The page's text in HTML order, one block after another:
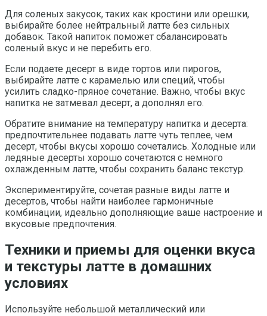
Для соленых закусок, таких как кростини или орешки,
выбирайте более нейтральный латте без сильных
добавок. Такой напиток поможет сбалансировать
соленый вкус и не перебить его.
Если подаете десерт в виде тортов или пирогов,
выбирайте латте с карамелью или специй, чтобы
усилить сладко-пряное сочетание. Важно, чтобы вкус
напитка не затмевал десерт, а дополнял его.
Обратите внимание на температуру напитка и десерта:
предпочтительнее подавать латте чуть теплее, чем
десерт, чтобы вкусы хорошо сочетались. Холодные или
ледяные десерты хорошо сочетаются с немного
охлажденным латте, чтобы сохранить баланс текстур.
Экспериментируйте, сочетая разные виды латте и
десертов, чтобы найти наиболее гармоничные
комбинации, идеально дополняющие ваше настроение и
вкусовые предпочтения.
Техники и приемы для оценки вкуса
и текстуры латте в домашних
условиях
Используйте небольшой металлический или